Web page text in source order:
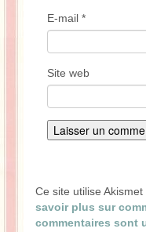
E-mail *
Site web
Ce site utilise
savoir plus sur
commentaires sont